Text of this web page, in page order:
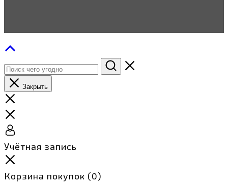
Закрыть
Учётная запись
Корзина покупок (0)